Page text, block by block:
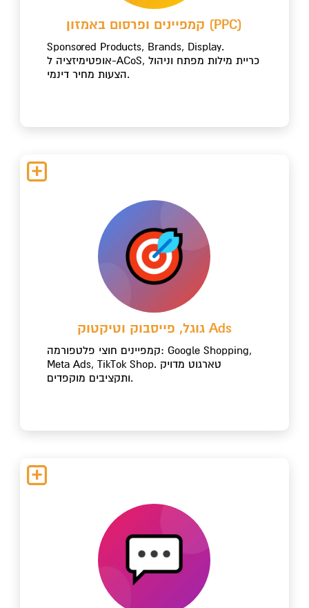
קמפיינים ופרסום באמזון (PPC)
Sponsored Products, Brands, Display.
אופטימיזציה ל-ACoS, כריית מילות מפתח וניהול
הצעות מחיר דינמי.
גוגל, פייסבוק וטיקטוק Ads
קמפיינים חוצי פלטפורמה: Google Shopping,
Meta Ads, TikTok Shop. טארגוט מדויק
ותקציבים מוקפדים.